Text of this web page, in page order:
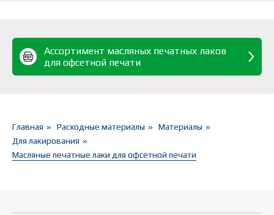
Ассортимент масляных печатных лаков
для офсетной печати
Главная » Расходные материалы » Материалы »
Для лакирования »
Масляные печатные лаки для офсетной печати